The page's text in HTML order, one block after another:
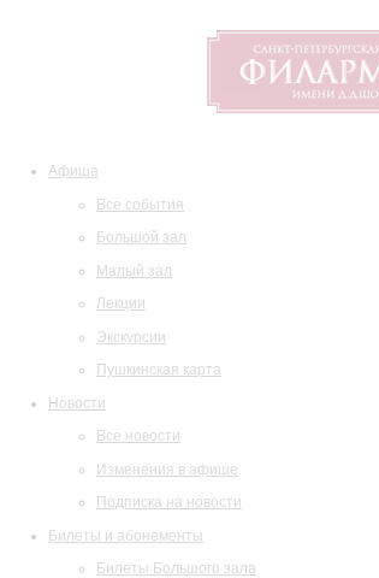
Афиша
Все события
Большой зал
Малый зал
Лекции
Экскурсии
Пушкинская карта
Новости
Все новости
Изменения в афише
Подписка на новости
Билеты и абонементы
Билеты Большого зала